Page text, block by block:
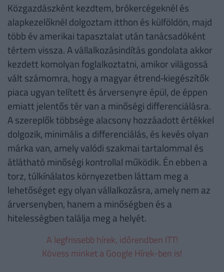
Közgazdászként kezdtem, brókercégeknél és
alapkezelőknél dolgoztam itthon és külföldön, majd
több év amerikai tapasztalat után tanácsadóként
tértem vissza. A vállalkozásindítás gondolata akkor
kezdett komolyan foglalkoztatni, amikor világossá
vált számomra, hogy a magyar étrend‑kiegészítők
piaca ugyan telített és árversenyre épül, de éppen
emiatt jelentős tér van a minőségi differenciálásra.
A szereplők többsége alacsony hozzáadott értékkel
dolgozik, minimális a differenciálás, és kevés olyan
márka van, amely valódi szakmai tartalommal és
átlátható minőségi kontrollal működik. Én ebben a
torz, túlkínálatos környezetben láttam meg a
lehetőséget egy olyan vállalkozásra, amely nem az
árversenyben, hanem a minőségben és a
hitelességben találja meg a helyét.
A legfrissebb hírek, időrendben ITT!
Kövess minket a Google Hírek-ben is!